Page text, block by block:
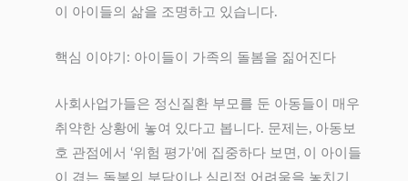
이 아이들의 삶을 조명하고 있습니다.
핵심 이야기: 아이들이 가족의 돌봄을 짊어진다
사회사업가들은 정신질환 부모를 둔 아동들이 매우
취약한 상황에 놓여 있다고 봅니다. 문제는, 아동보
호 관점에서 ‘위험 평가’에 집중하다 보면, 이 아이들
이 겪는 돌봄의 부담이나 심리적 어려움을 놓치기